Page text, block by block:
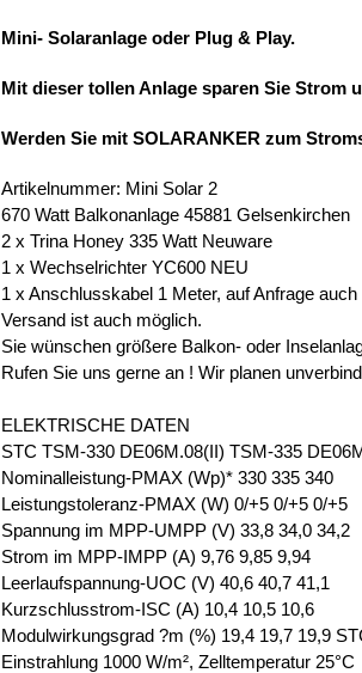
Mini- Solaranlage oder Plug & Play.
Mit dieser tollen Anlage sparen Sie Strom
Werden Sie mit SOLARANKER zum
Artikelnummer: Mini Solar 2
670 Watt Balkonanlage 45881 Gelsenkirchen
2 x Trina Honey 335 Watt Neuware
1 x Wechselrichter YC600 NEU
1 x Anschlusskabel 1 Meter, auf Anfrage
Versand ist auch möglich.
Sie wünschen größere Balkon- oder
Rufen Sie uns gerne an ! Wir planen
ELEKTRISCHE DATEN
STC TSM-330 DE06M.08(II) TSM-335
Nominalleistung-PMAX (Wp)* 330 335 340
Leistungstoleranz-PMAX (W) 0/+5 0/+5 0/+5
Spannung im MPP-UMPP (V) 33,8 34,0 34,2
Strom im MPP-IMPP (A) 9,76 9,85 9,94
Leerlaufspannung-UOC (V) 40,6 40,7 41,1
Kurzschlusstrom-ISC (A) 10,4 10,5 10,6
Modulwirkungsgrad ?m (%) 19,4 19,7 19,9
Einstrahlung 1000 W/m², Zelltemperatur 25°C